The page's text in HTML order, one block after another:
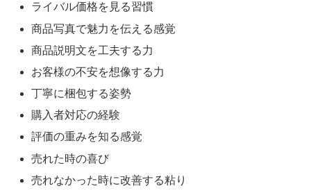
ライバル価格を見る習慣
商品写真で魅力を伝える感覚
商品説明文を工夫する力
お客様の不安を想像する力
丁寧に梱包する姿勢
購入者対応の経験
評価の重みを知る感覚
売れた時の喜び
売れなかった時に改善する粘り